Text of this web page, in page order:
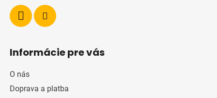
Informácie pre vás
O nás
Doprava a platba